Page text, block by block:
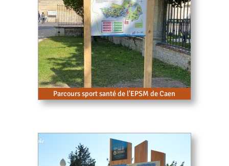
Parcours sport santé de l'EPSM de Caen